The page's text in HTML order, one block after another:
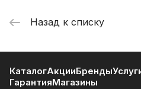
Назад к списку
КаталогАкцииБренды
ГарантияМагазины